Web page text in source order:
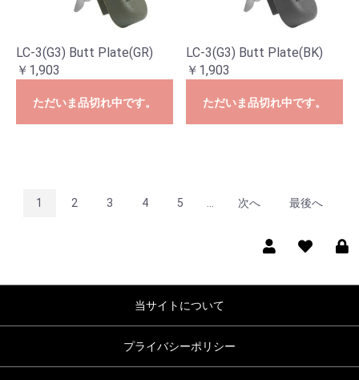
LC-3(G3) Butt Plate(GR)
￥1,903
ただいま品切れ中です。
LC-3(G3) Butt Plate(BK)
￥1,903
ただいま品切れ中です。
1 2 3 4 5 次へ 最後へ
当サイトについて
プライバシーポリシー